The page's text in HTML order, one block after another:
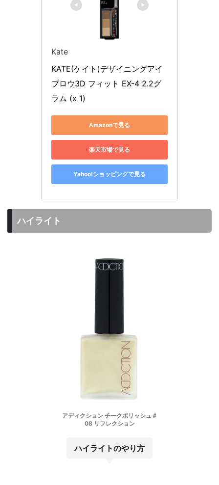
Kate
KATE(ケイト)デザイニングアイ
ブロウ3D フィット EX-4 2.2グ
ラム (x 1)
Amazonで見る
楽天市場で見る
Yahoo!ショッピングで見る
ハイライト
アディクション チークポリッシュ＃
08 リフレクション
ハイライトのやり方